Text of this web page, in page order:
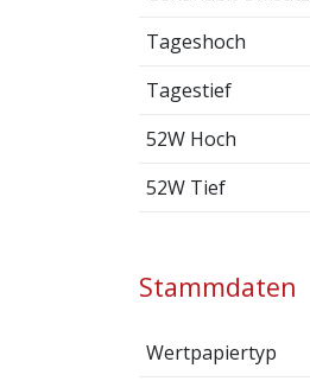
Tageshoch
Tagestief
52W Hoch
52W Tief
Stammdaten
Wertpapiertyp